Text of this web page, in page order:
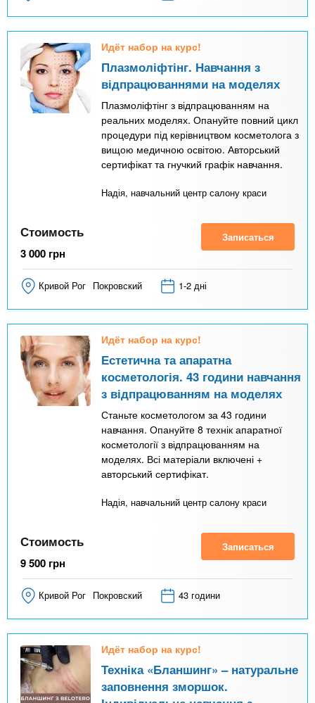
Идёт набор на курс!
Плазмоліфтінг. Навчання з
відпрацюваннями на моделях
Плазмоліфтінг з відпрацюванням на
реальних моделях. Опануйте повний цикл
процедури під керівництвом косметолога з
вищою медичною освітою. Авторський
сертифікат та гнучкий графік навчання.
Надія, навчальний центр салону краси
Стоимость
3 000 грн
Записаться
Кривой Рог Покровский 1-2 дні
Идёт набор на курс!
Естетична та апаратна
косметологія. 43 години навчання
з відпрацюванням на моделях
Станьте косметологом за 43 години
навчання. Опануйте 8 технік апаратної
косметології з відпрацюванням на
моделях. Всі матеріали включені +
авторський сертифікат.
Надія, навчальний центр салону краси
Стоимость
9 500 грн
Записаться
Кривой Рог Покровский 43 години
Идёт набор на курс!
Техніка «Бланшинг» – натуральне
заповнення зморшок.